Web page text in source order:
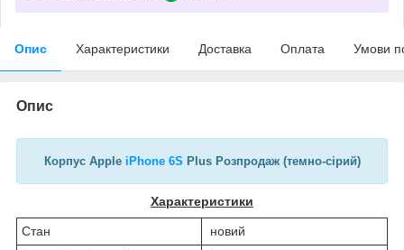
Опис Характеристики Доставка Оплата Умови
Опис
Корпус Apple iPhone 6S Plus Розпродаж (темно-сірий)
Характеристики
Стан
новий